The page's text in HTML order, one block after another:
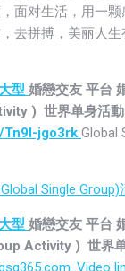
面对生活，用一颗
去拼搏，美丽人生
型 婚戀交友 平台
) 世界单身活
jgo3rk Global
Single Group)
型 婚戀交友 平台
Activity ) 世界